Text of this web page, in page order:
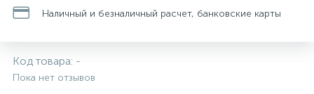
Наличный и безналичный расчет, банковские карты
Код товара: -
Пока нет отзывов